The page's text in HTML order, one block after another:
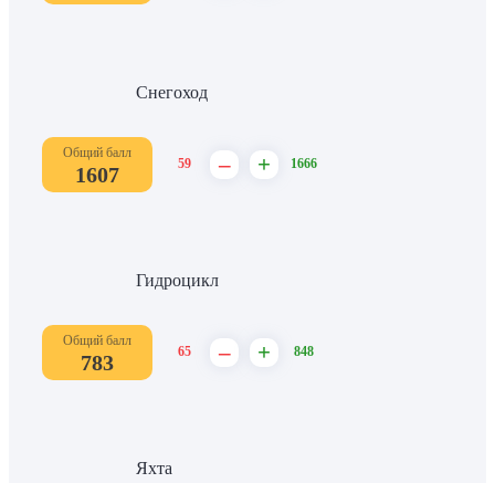
Снегоход
Общий балл
1607 59 – + 1666
Гидроцикл
Общий балл
783 65 – + 848
Яхта